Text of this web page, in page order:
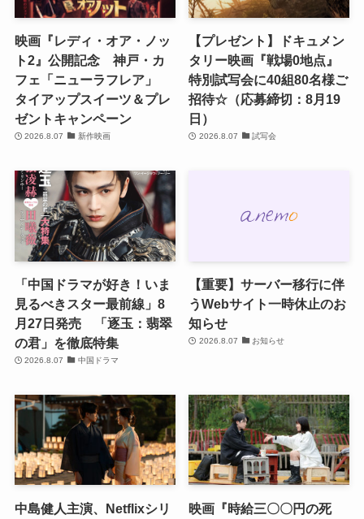
映画『レディ・オア・ノッ
ト2』公開記念 神戸・カ
フェ「ニューラフレア」
タイアップスイーツ＆プレ
ゼントキャンペーン
2026.8.07 新作映画
【プレゼント】ドキュメン
タリー映画『戦場0地点』
特別試写会に40組80名様ご
招待☆（応募締切：8月19
日）
2026.8.07 試写会
「中国ドラマが好き！いま
見るべきスター最前線」8
月27日発売 「逐玉：翡翠
の君」を徹底特集
2026.8.07 中国ドラマ
【重要】サーバー移行に伴
うWebサイト一時休止のお
知らせ
2026.8.07 お知らせ
中島健人主演、Netflixシリ
映画『時給三〇〇円の死